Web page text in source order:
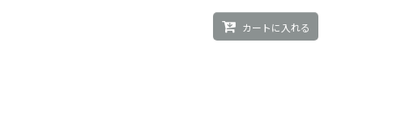
カートに入れる